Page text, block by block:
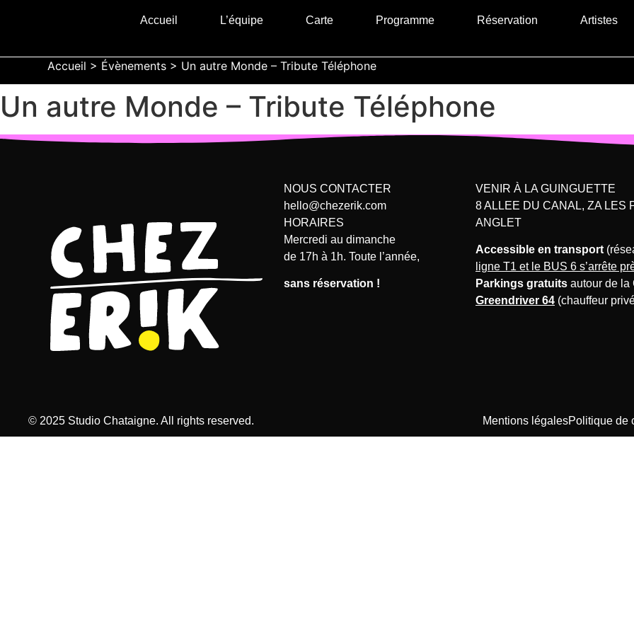
Accueil L’équipe Carte Programme Réservation Artistes
Accueil > Évènements > Un autre Monde – Tribute Téléphone
Un autre Monde – Tribute Téléphone
NOUS CONTACTER
hello@chezerik.com
HORAIRES
Mercredi au dimanche
de 17h à 1h. Toute l’année,
sans réservation !
VENIR À LA GUINGUETTE
8 ALLEE DU CANAL, ZA LES
ANGLET
Accessible en transport
ligne T1 et le BUS 6 s’arrête
Parkings gratuits autour de la
Greendriver 64 (chauffeur
© 2025 Studio Chataigne. All rights reserved. Mentions légalesPolitique de